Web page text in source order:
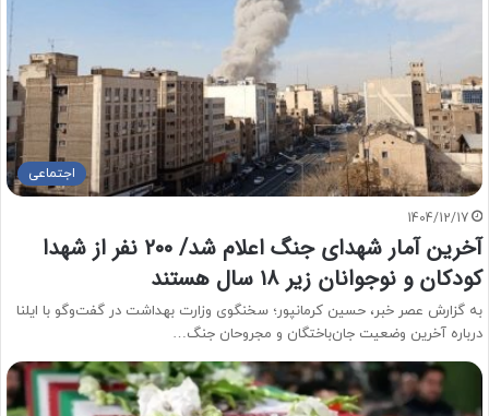
اجتماعی
1404/12/17
آخرین آمار شهدای جنگ اعلام شد/ ۲۰۰ نفر از شهدا
کودکان و نوجوانان زیر ۱۸ سال هستند
به گزارش عصر خبر، حسین کرمانپور؛ سخنگوی وزارت بهداشت در گفت‌وگو با ایلنا
درباره آخرین وضعیت جان‌باختگان و مجروحان جنگ…